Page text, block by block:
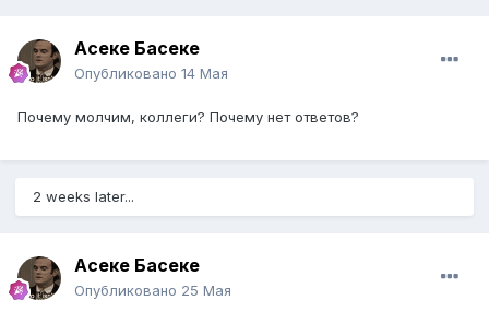
Асеке Басеке
Опубликовано 14 Мая
Почему молчим, коллеги? Почему нет ответов?
2 weeks later...
Асеке Басеке
Опубликовано 25 Мая